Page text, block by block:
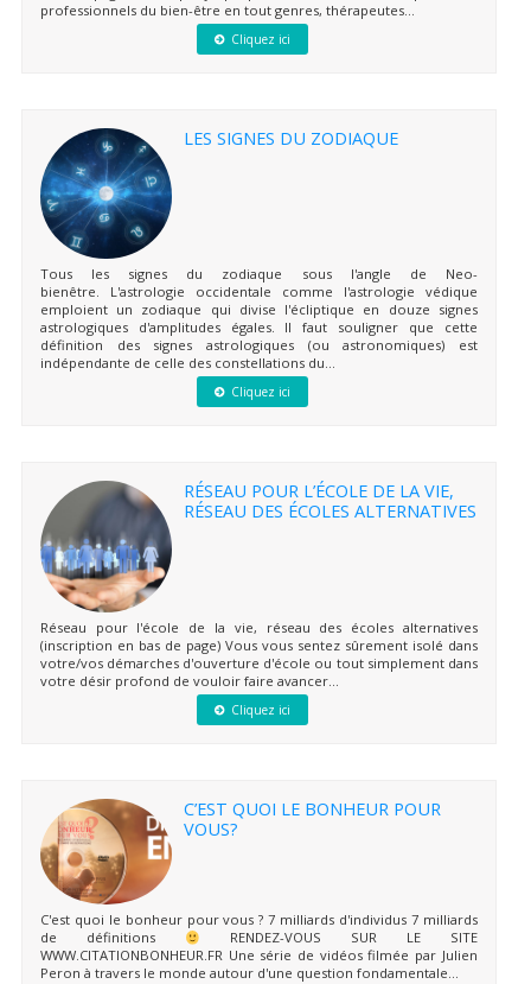
professionnels du bien-être en tout genres, thérapeutes...
Cliquez ici
LES SIGNES DU ZODIAQUE
Tous les signes du zodiaque sous l'angle de Neo-
bienêtre. L'astrologie occidentale comme l'astrologie védique
emploient un zodiaque qui divise l'écliptique en douze signes
astrologiques d'amplitudes égales. Il faut souligner que cette
définition des signes astrologiques (ou astronomiques) est
indépendante de celle des constellations du...
Cliquez ici
RÉSEAU POUR L’ÉCOLE DE LA VIE,
RÉSEAU DES ÉCOLES ALTERNATIVES
Réseau pour l'école de la vie, réseau des écoles alternatives
(inscription en bas de page) Vous vous sentez sûrement isolé dans
votre/vos démarches d'ouverture d'école ou tout simplement dans
votre désir profond de vouloir faire avancer...
Cliquez ici
C’EST QUOI LE BONHEUR POUR
VOUS?
C'est quoi le bonheur pour vous ? 7 milliards d'individus 7 milliards
de définitions
RENDEZ-VOUS SUR LE SITE
WWW.CITATIONBONHEUR.FR Une série de vidéos filmée par Julien
Peron à travers le monde autour d'une question fondamentale...